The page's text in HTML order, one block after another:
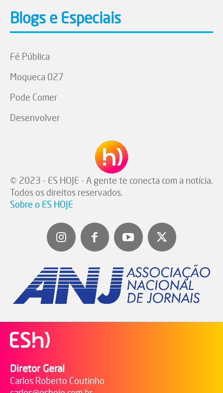
Blogs e Especiais
Fé Pública
Moqueca 027
Pode Comer
Desenvolver
© 2023 - ES HOJE - A gente te conecta com a notícia.
Todos os direitos reservados.
Sobre o ES HOJE
Diretor Geral
Carlos Roberto Coutinho